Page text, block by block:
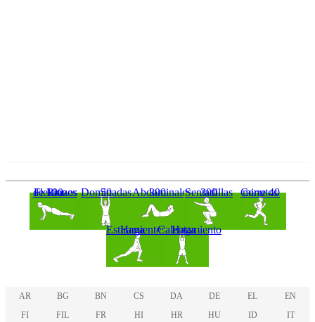
100 Flexiones de Brazos 50 Dominadas300 Abdominales300 Sentadillas Corre 40 minutos
Haga EstiramientosHaga Calentamiento
AR BG BN CS DA DE EL
EN
FI
FIL FR HI HR HU ID
IT